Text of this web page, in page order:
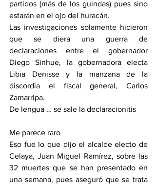
partidos (más de los guindas) pues sino
estarán en el ojo del huracán.
Las investigaciones solamente hicieron
que se diera una guerra de
declaraciones entre el gobernador
Diego Sinhue, la gobernadora electa
Libia Denisse y la manzana de la
discordia el fiscal general, Carlos
Zamarripa.
De lengua … se sale la declaracionitis
Me parece raro
Eso fue lo que dijo el alcalde electo de
Celaya, Juan Miguel Ramírez, sobre las
32 muertes que se han presentado en
una semana, pues aseguró que se trata